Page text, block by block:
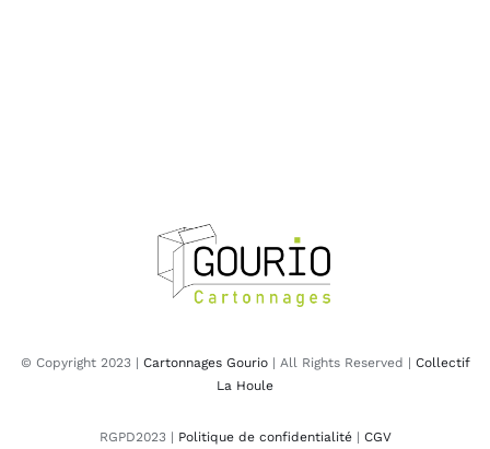
© Copyright 2023 | Cartonnages Gourio| All Rights Reserved | Collectif
La Houle
RGPD2023 | Politique de confidentialité| CGV